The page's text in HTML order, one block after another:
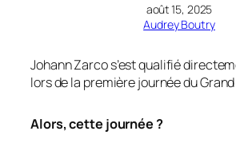
août 15, 2025
Audrey Boutry
Johann Zarco s’est qualifié
lors de la première journée du
Alors, cette journée ?